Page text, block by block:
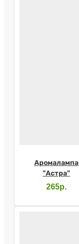
Аромалампа
"Астра"
265р.